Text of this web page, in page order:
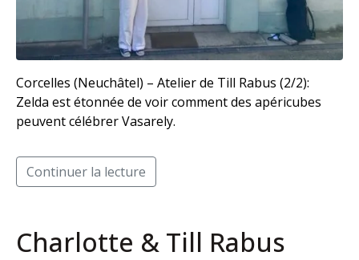
Corcelles (Neuchâtel) – Atelier de Till Rabus (2/2):
Zelda est étonnée de voir comment des apéricubes
peuvent célébrer Vasarely.
Continuer la lecture
Charlotte & Till Rabus